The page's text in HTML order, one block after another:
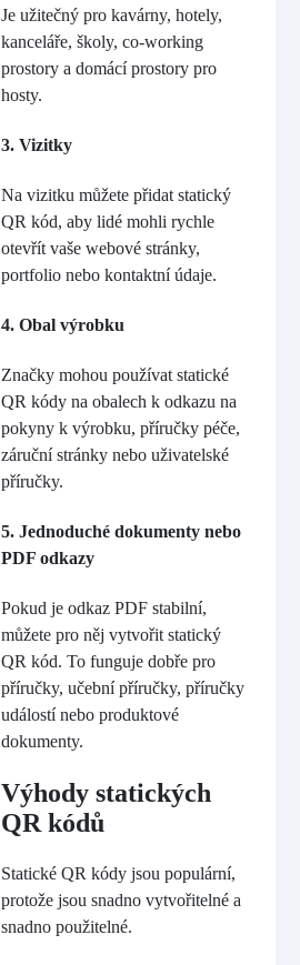
Je užitečný pro kavárny, hotely,
kanceláře, školy, co-working
prostory a domácí prostory pro
hosty.
3. Vizitky
Na vizitku můžete přidat statický
QR kód, aby lidé mohli rychle
otevřít vaše webové stránky,
portfolio nebo kontaktní údaje.
4. Obal výrobku
Značky mohou používat statické
QR kódy na obalech k odkazu na
pokyny k výrobku, příručky péče,
záruční stránky nebo uživatelské
příručky.
5. Jednoduché dokumenty nebo
PDF odkazy
Pokud je odkaz PDF stabilní,
můžete pro něj vytvořit statický
QR kód. To funguje dobře pro
příručky, učební příručky, příručky
událostí nebo produktové
dokumenty.
Výhody statických
QR kódů
Statické QR kódy jsou populární,
protože jsou snadno vytvořitelné a
snadno použitelné.